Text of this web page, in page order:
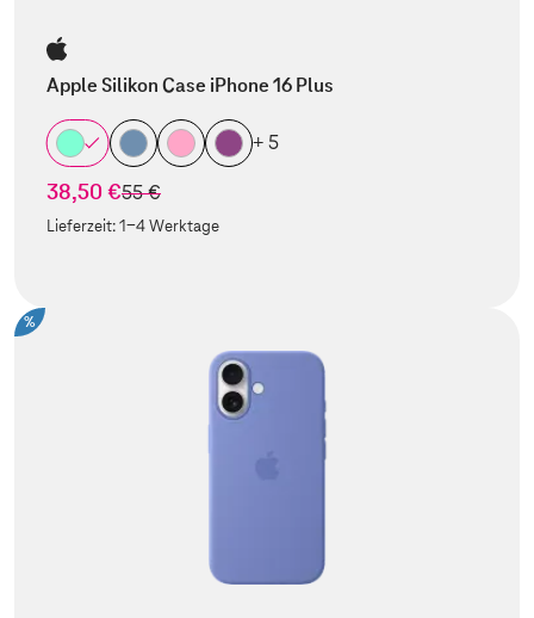
Apple Silikon Case iPhone 16 Plus
+ 5
38,50 €statt
55 €
Lieferzeit:1-4 Werktage
%